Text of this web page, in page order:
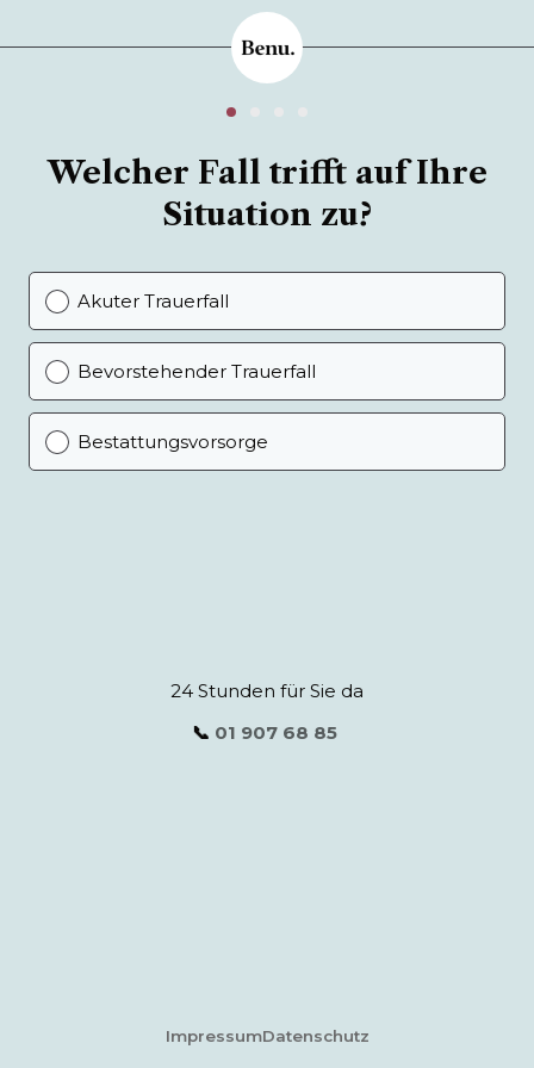
Welcher Fall trifft auf Ihre
Situation zu?
Akuter Trauerfall
Bevorstehender Trauerfall
Bestattungsvorsorge
24 Stunden für Sie da
📞 01 907 68 85
ImpressumDatenschutz